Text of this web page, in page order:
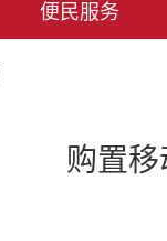
便民服务
购置